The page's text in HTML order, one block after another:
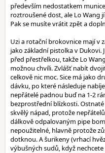
především nedostatkem
roztroušené dost, ale Lo Wang
Pak se musíte vrátit zpět a
Uzi a rotační brokovnice mají v
jako základní pistolka v
před přestřelkou, takže Lo
možnou chvíli. Zvlášť nabít
celkově nic moc. Sice má jako
dávku, po které následuje
nepřátelé padnou buď na 1-2
bezprostřední blízkosti.
skvělý nápad, protože
dálkově odpalovaným pipe
nepoužitelné, hlavně protože
dotknou. A šurikeny (vrhací
výbušných sudů, když